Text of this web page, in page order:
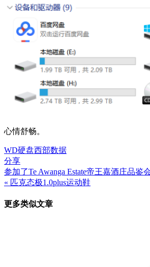
心情舒畅。
WD硬盘西部数据
分享
文
章
导
参加了Te Awanga Estate帝王嘉酒庄品鉴
« 匹克态极1.0plus运动鞋
更多类似文章